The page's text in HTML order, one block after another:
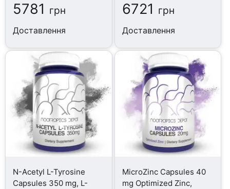
5781 грн
Доставлення
6721 грн
Доставлення
N-Acetyl L-Tyrosine
Capsules 350 mg, L-
MicroZinc Capsules 40
mg Optimized Zinc,